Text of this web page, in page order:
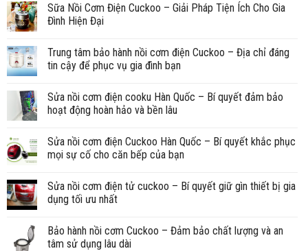
Sữa Nồi Cơm Điện Cuckoo – Giải Pháp Tiện Ích Cho Gia
Đình Hiện Đại
Trung tâm bảo hành nồi cơm điện Cuckoo – Địa chỉ đáng
tin cậy để phục vụ gia đình bạn
Sửa nồi cơm điện cooku Hàn Quốc – Bí quyết đảm bảo
hoạt động hoàn hảo và bền lâu
Sửa nồi cơm điện Cuckoo Hàn Quốc – Bí quyết khắc phục
mọi sự cố cho căn bếp của bạn
Sửa nồi cơm điện tử cuckoo – Bí quyết giữ gìn thiết bị gia
dụng tối ưu nhất
Bảo hành nồi cơm Cuckoo – Đảm bảo chất lượng và an
tâm sử dụng lâu dài